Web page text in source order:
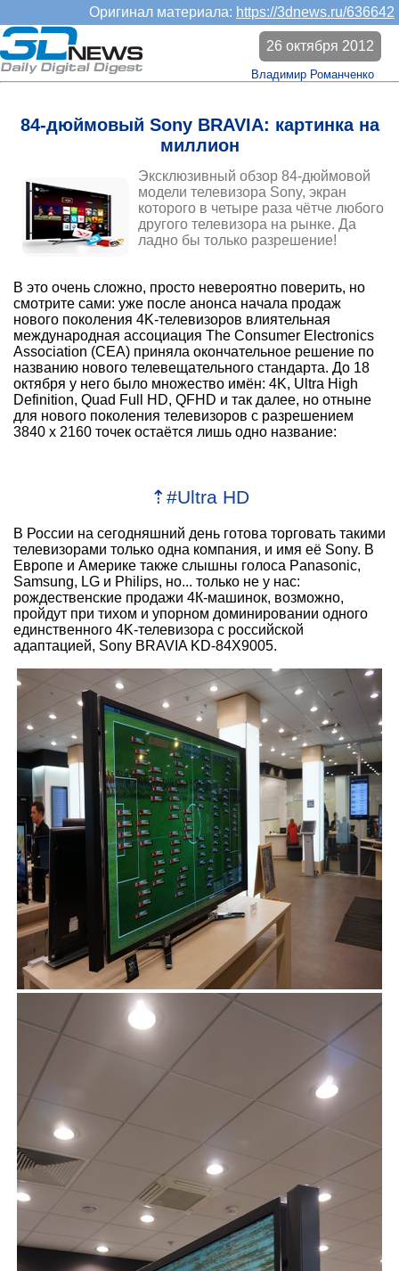
Оригинал материала: https://3dnews.ru/636642
84-дюймовый Sony BRAVIA: картинка на
миллион
Эксклюзивный обзор 84-дюймовой
модели телевизора Sony, экран
которого в четыре раза чётче любого
другого телевизора на рынке. Да
ладно бы только разрешение!
26 октября 2012
Владимир Романченко
В это очень сложно, просто невероятно поверить, но
смотрите сами: уже после анонса начала продаж
нового поколения 4K-телевизоров влиятельная
международная ассоциация The Consumer Electronics
Association (CEA) приняла окончательное решение по
названию нового телевещательного стандарта. До 18
октября у него было множество имён: 4K, Ultra High
Definition, Quad Full HD, QFHD и так далее, но отныне
для нового поколения телевизоров с разрешением
3840 x 2160 точек остаётся лишь одно название:
⇡ #Ultra HD
В России на сегодняшний день готова торговать такими
телевизорами только одна компания, и имя её Sony. В
Европе и Америке также слышны голоса Panasonic,
Samsung, LG и Philips, но... только не у нас:
рождественские продажи 4К-машинок, возможно,
пройдут при тихом и упорном доминировании одного
единственного 4K-телевизора с российской
адаптацией, Sony BRAVIA KD-84X9005.